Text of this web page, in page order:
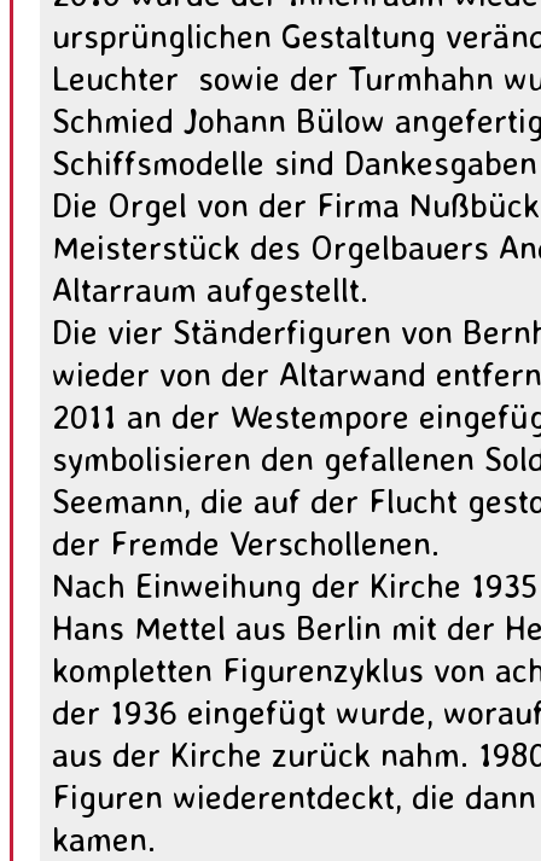
ursprünglichen Gestaltung
Leuchter sowie der Turmhahn
Schmied Johann Bülow
Schiffsmodelle sind
Die Orgel von der Firma
Meisterstück des Orgelbauers
Altarraum aufgestellt.
Die vier Ständerfiguren von
wieder von der Altarwand
2011 an der Westempore
symbolisieren den gefallenen
Seemann, die auf der Flucht
der Fremde Verschollenen.
Nach Einweihung der Kirche
Hans Mettel aus Berlin mit der
kompletten Figurenzyklus von
der 1936 eingefügt wurde,
aus der Kirche zurück nahm.
Figuren wiederentdeckt, die
kamen.